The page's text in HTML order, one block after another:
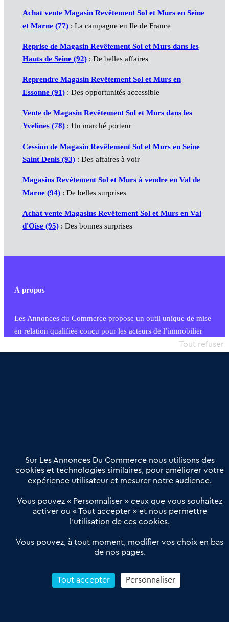
Achat vente Magasin Revêtement Sol et Murs en Seine
et Marne (77): La campagne en Ile de France
Reprise de Magasin Revêtement Sol et Murs dans les
Hauts de Seine (92): De belles affaires
Reprendre Magasin Revêtement Sol et Murs en
Essonne (91): Des opportunités accessible
Vente de Magasin Revêtement Sol et Murs dans les
Yvelines (78): Un marché porteur
Cession de Magasin Revêtement Sol et Murs en Seine
Saint Denis (93): Des affaires à voir
Magasins Revêtement Sol et Murs à vendre en Val de
Marne (94): De belles surprises
Achat vente Magasins Revêtement Sol et Murs en Val
d'Oise (95): Des bonnes surprises
À propos
Les Annonces du Commerce propose un outil unique de mise
en relation qualifiée conçu pour les acteurs de l’immobilier
commercial et les collectivités territoriales, simple et intégrant
Offres Pro
Actualités
Qui sommes nous ?
Derniers articles
Réseau 3C : un partenaire national dédié aux transactions
Petitscommerces : Un partenariat au service du commerce de
proximité et des territoires
Reprendre un Restaurant Rapide
Sur Les Annonces Du Commerce nous utilisons des
cookies et technologies similaires, pour améliorer votre
expérience utilisateur et mesurer notre audience.
Vous pouvez « Personnaliser » ceux que vous souhaitez
activer ou « Tout accepter » et nous permettre
l’utilisation de ces cookies.
Vous pouvez, à tout moment, modifier vos choix en bas
de nos pages.
Tout accepter
Tout refuser
Personnaliser